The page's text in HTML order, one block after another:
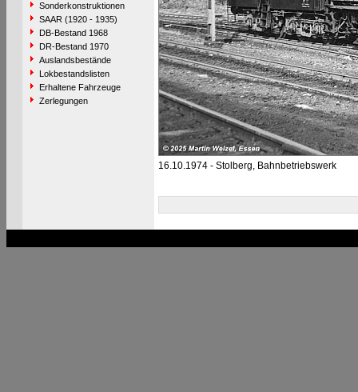
Sonderkonstruktionen
SAAR (1920 - 1935)
DB-Bestand 1968
DR-Bestand 1970
Auslandsbestände
Lokbestandslisten
Erhaltene Fahrzeuge
Zerlegungen
16.10.1974 - Stolberg, Bahnbetriebswerk